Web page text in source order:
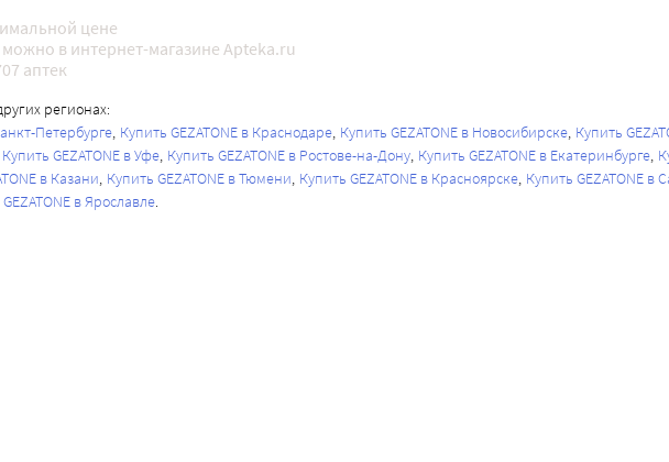
цене
можно в интернет-магазине Apteka.ru
аптек
регионах:
Петербурге Купить GEZATONE в Краснодаре Купить GEZATONE в Новосибирске Купить
Купить GEZATONE в Уфе Купить GEZATONE в Ростове-на-Дону Купить GEZATONE в Екатеринбурге
в Казани Купить GEZATONE в Тюмени Купить GEZATONE в Красноярске Купить GEZATONE в
в Ярославле